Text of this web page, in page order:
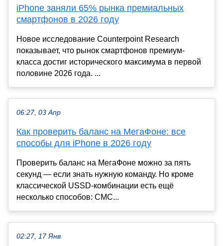
iPhone заняли 65% рынка премиальных
смартфонов в 2026 году
Новое исследование Counterpoint Research
показывает, что рынок смартфонов премиум-
класса достиг исторического максимума в первой
половине 2026 года. ...
06:27, 03 Апр
Как проверить баланс на МегаФоне: все
способы для iPhone в 2026 году
Проверить баланс на МегаФоне можно за пять
секунд — если знать нужную команду. Но кроме
классической USSD-комбинации есть ещё
несколько способов: СМС...
02:27, 17 Янв